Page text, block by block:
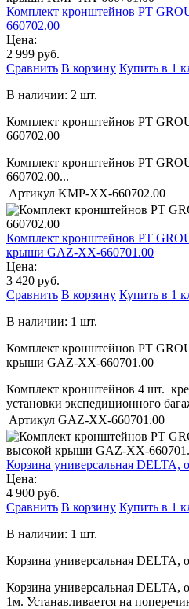
Комплект кронштейнов PT
660702.00
Цена:
2 999 руб.
Сравнить В корзину Купить в 1
В наличии: 2 шт.
Комплект кронштейнов PT
660702.00
Комплект кронштейнов PT
660702.00...
Артикул KMP-XX-660702.00
Комплект кронштейнов PT
крыши GAZ-XX-660701.00
Цена:
3 420 руб.
Сравнить В корзину Купить в 1
В наличии: 1 шт.
Комплект кронштейнов PT
крыши GAZ-XX-660701.00
Комплект кронштейнов 4 шт.
установки экспедиционного
Артикул GAZ-XX-660701.00
Корзина универсальная DELTA,
Цена:
4 900 руб.
Сравнить В корзину Купить в 1
В наличии: 1 шт.
Корзина универсальная DELTA,
Корзина универсальная DELTA,
1м. Устанавливается на